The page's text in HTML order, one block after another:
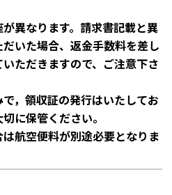
異なります。請求書記載と異
いた場合、返金手数料を差し
ただきますので、ご注意下さ
，領収証の発行はいたしてお
に保管ください。
航空便料が別途必要となりま